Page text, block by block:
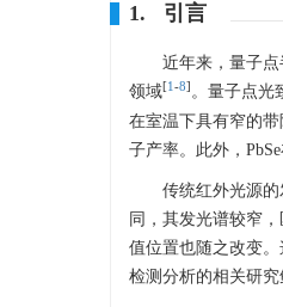
1. 引言
近年来，量子
领域[1 -8] 。量子点光
在室温下具有窄的
子产率。此外，
传统红外光源
同，其发光谱较窄
值位置也随之改变
检测分析的相关研